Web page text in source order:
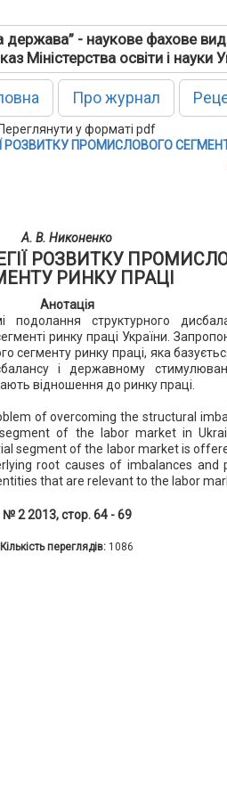
держава” - наукове фахове
Міністерства освіти і
Про журнал
РОЗВИТКУ ПРОМИСЛОВОГО
А. В. Никоненко
РОЗВИТКУ
РИНКУ ПРАЦІ
Анотація
подолання структурного
ринку праці України.
сегменту ринку праці, яка
і державному
відношення до ринку праці.
of overcoming the structural
of the labor market in
segment of the labor market is
root causes of imbalances and
that are relevant to the labor
№ 2 2013, стор. 64 - 69
Кількість переглядів: 1086